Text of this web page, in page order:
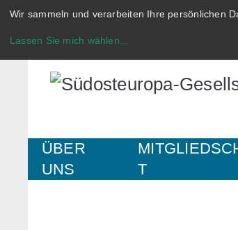
Wir sammeln und verarbeiten Ihre persönlichen
Lassen Sie mich wählen...
ÜBER
UNS
T